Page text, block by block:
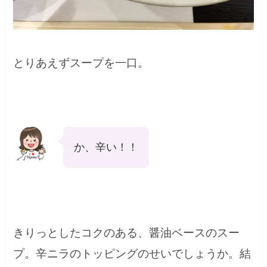
とりあえずスープを一口。
か、辛い！！
きりっとしたコクのある、醤油ベースのスー
プ。辛ニラのトッピングのせいでしょうか。結